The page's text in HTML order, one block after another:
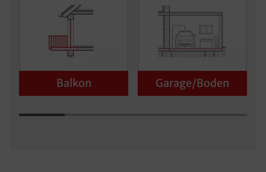
Balkon Garage/Boden